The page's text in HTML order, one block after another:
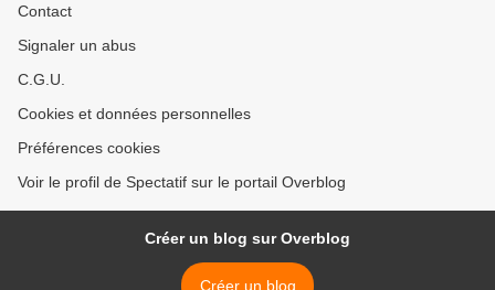
Contact
Signaler un abus
C.G.U.
Cookies et données personnelles
Préférences cookies
Voir le profil de Spectatif sur le portail Overblog
Créer un blog sur Overblog
Créer un blog